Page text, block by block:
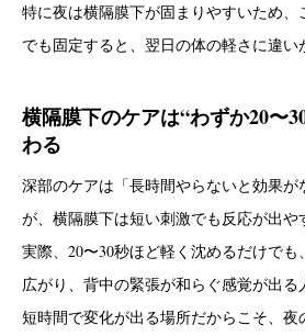
特に夜は横隔膜下が固まりやすいため、
でも固定すると、翌日の体の軽さに違い
横隔膜下のケアは“わずか20〜
わる
深部のケアは「長時間やらないと効果
が、横隔膜下は短い刺激でも反応が出や
実際、20〜30秒ほど軽く沈めるだけで
広がり、背中の緊張が和らぐ感覚が出る
短時間で変化が出る場所だからこそ、夜